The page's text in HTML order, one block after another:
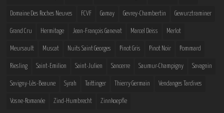
Domaine Des Roches Neuves FCVF Gamay Gevrey-Chambertin Gewurztraminer
Grand Cru Hermitage Jean-François Ganevat Marcel Deiss Merlot
Meursault Muscat Nuits Saint Georges Pinot Gris Pinot Noir Pommard
Riesling Saint-Emilion Saint-Julien Sancerre Saumur-Champigny Savagnin
Savigny-Lès-Beaune Syrah Taittinger Thierry Germain Vendanges Tardives
Vosne-Romanée Zind-Humbrecht Zinnkoepfle